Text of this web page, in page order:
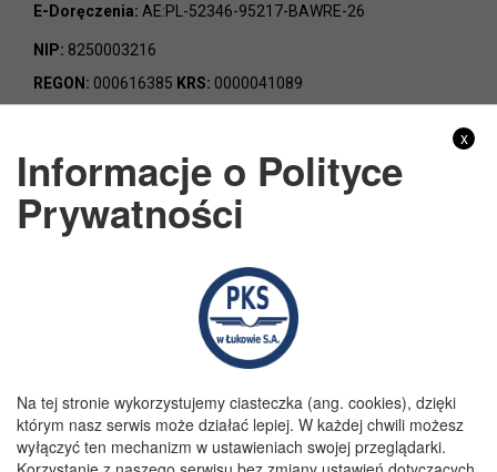
E-Doręczenia: AE:PL-52346-95217-BAWRE-26
NIP: 8250003216
REGON: 000616385 KRS: 0000041089
Godziny pracy
x
Informacje o Polityce
Prywatności
Na tej stronie wykorzystujemy ciasteczka (ang. cookies), dzięki
którym nasz serwis może działać lepiej. W każdej chwili możesz
wyłączyć ten mechanizm w ustawieniach swojej przeglądarki.